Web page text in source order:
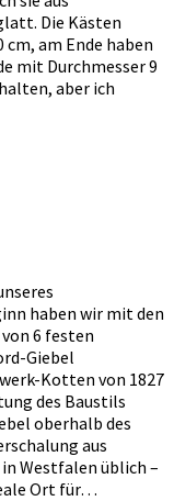
Die Kästen
cm, am Ende haben
mit Durchmesser 9
aber ich
haben wir mit den
6 festen
Giebel
Kotten von 1827
des Baustils
oberhalb des
aus
Westfalen üblich –
Ort für…